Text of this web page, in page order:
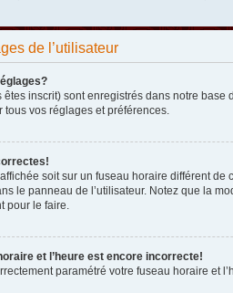
de l’utilisateur
êtes inscrit) sont enregistrés dans notre base
vos réglages et préférences.
soit sur un fuseau horaire différent
le panneau de l’utilisateur. Notez que la
pour le faire.
et l’heure est encore incorrecte!
paramétré votre fuseau horaire et